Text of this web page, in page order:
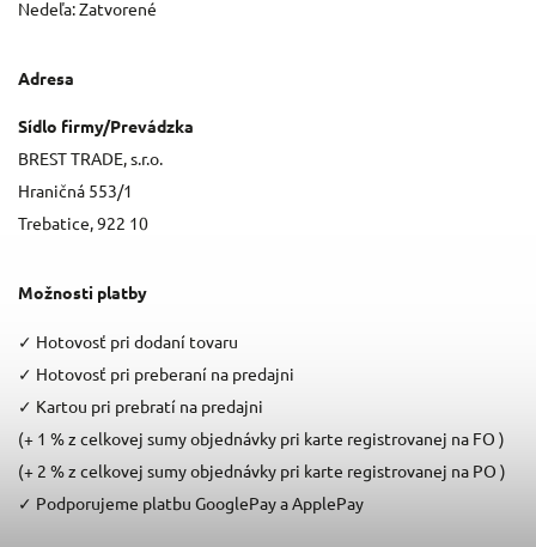
Nedeľa: Zatvorené
Adresa
Sídlo firmy/Prevádzka
BREST TRADE, s.r.o.
Hraničná 553/1
Trebatice, 922 10
Možnosti platby
✓ Hotovosť pri dodaní tovaru
✓ Hotovosť pri preberaní na predajni
✓ Kartou pri prebratí na predajni
(+ 1 % z celkovej sumy objednávky pri karte registrovanej na FO )
(+ 2 % z celkovej sumy objednávky pri karte registrovanej na PO )
✓ Podporujeme platbu GooglePay a ApplePay